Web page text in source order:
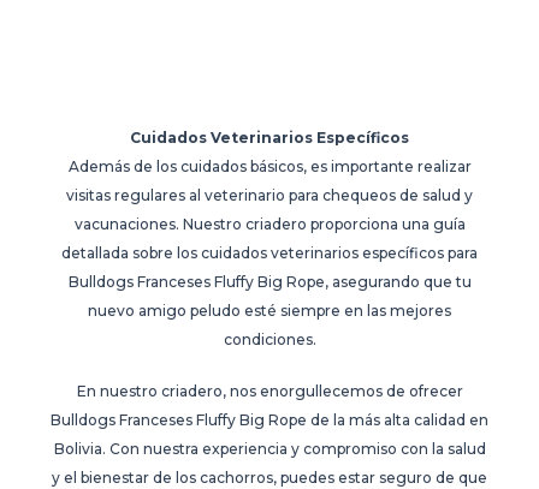
Cuidados Veterinarios Específicos
Además de los cuidados básicos, es importante realizar
visitas regulares al veterinario para chequeos de salud y
vacunaciones. Nuestro criadero proporciona una guía
detallada sobre los cuidados veterinarios específicos para
Bulldogs Franceses Fluffy Big Rope, asegurando que tu
nuevo amigo peludo esté siempre en las mejores
condiciones.
En nuestro criadero, nos enorgullecemos de ofrecer
Bulldogs Franceses Fluffy Big Rope de la más alta calidad en
Bolivia. Con nuestra experiencia y compromiso con la salud
y el bienestar de los cachorros, puedes estar seguro de que